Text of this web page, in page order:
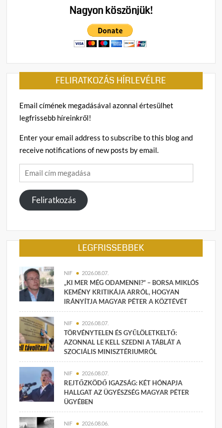
Nagyon köszönjük!
FELIRATKOZÁS HÍRLEVÉLRE
Email címének megadásával azonnal értesülhet
legfrissebb híreinkről!
Enter your email address to subscribe to this blog and
receive notifications of new posts by email.
Email
cím
megadása
Feliratkozás
LEGFRISSEBBEK
NIF 2026.08.07.
„KI MER MÉG ODAMENNI?” – BORSA MIKLÓS
KEMÉNY KRITIKÁJA ARRÓL, HOGYAN
IRÁNYÍTJA MAGYAR PÉTER A KÖZTÉVÉT
NIF 2026.08.07.
TÖRVÉNYTELEN ÉS GYŰLÖLETKELTŐ:
AZONNAL LE KELL SZEDNI A TÁBLÁT A
SZOCIÁLIS MINISZTÉRIUMRÓL
NIF 2026.08.07.
REJTŐZKÖDŐ IGAZSÁG: KÉT HÓNAPJA
HALLGAT AZ ÜGYÉSZSÉG MAGYAR PÉTER
ÜGYÉBEN
NIF 2026.08.06.